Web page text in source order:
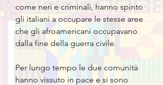
come neri e criminali, hanno spinto
gli italiani a occupare le stesse aree
che gli afroamericani occupavano
dalla fine della guerra civile.
Per lungo tempo le due comunità
hanno vissuto in pace e si sono